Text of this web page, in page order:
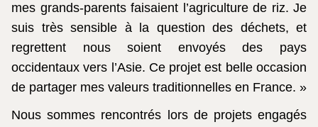
mes grands-parents faisaient l’agriculture de riz. Je
suis très sensible à la question des déchets, et
regrettent nous soient envoyés des pays
occidentaux vers l’Asie. Ce projet est belle occasion
de partager mes valeurs traditionnelles en France. »
Nous sommes rencontrés lors de projets engagés